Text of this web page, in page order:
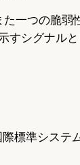
一つの脆弱
すシグナル
標準システ